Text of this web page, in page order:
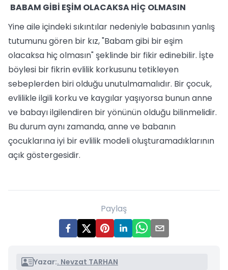
BABAM GİBİ EŞİM OLACAKSA HİÇ OLMASIN
Yine aile içindeki sıkıntılar nedeniyle babasının yanlış
tutumunu gören bir kız, "Babam gibi bir eşim
olacaksa hiç olmasın" şeklinde bir fikir edinebilir. İşte
böylesi bir fikrin evlilik korkusunu tetikleyen
sebeplerden biri olduğu unutulmamalıdır. Bir çocuk,
evlilikle ilgili korku ve kaygılar yaşıyorsa bunun anne
ve babayı ilgilendiren bir yönünün olduğu bilinmelidir.
Bu durum aynı zamanda, anne ve babanın
çocuklarına iyi bir evlilik modeli oluşturamadıklarının
açık göstergesidir.
Paylaş
Yazar:. Nevzat TARHAN